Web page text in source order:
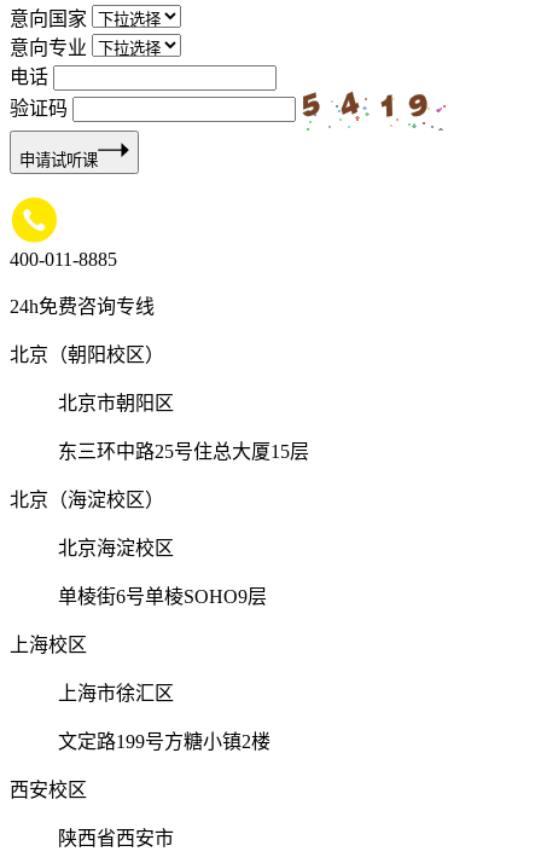
意向国家
意向专业
电话
验证码
申请试听课
400-011-8885
24h免费咨询专线
北京（朝阳校区）
北京市朝阳区
东三环中路25号住总大厦15层
北京（海淀校区）
北京海淀校区
单棱街6号单棱SOHO9层
上海校区
上海市徐汇区
文定路199号方糖小镇2楼
西安校区
陕西省西安市